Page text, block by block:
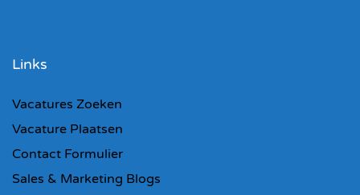
Links
Vacatures Zoeken
Vacature Plaatsen
Contact Formulier
Sales & Marketing Blogs